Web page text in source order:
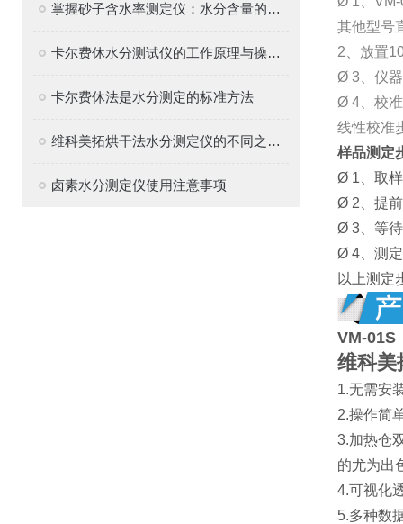
掌握砂子含水率测定仪：水分含量的准确测量方法
卡尔费休水分测试仪的工作原理与操作指南
卡尔费休法是水分测定的标准方法
维科美拓烘干法水分测定仪的不同之处在哪里
卤素水分测定仪使用注意事项
其他型号
2、放置
Ø 3、仪
Ø 4、校
线性校准
样品测定
Ø 1、取
Ø 2、提
Ø 3、等
Ø 4、测
以上测定
VM-01S
维科美
1.无需安
2.操作简
3.加热仓
的尤为出
4.可视化
5.多种数